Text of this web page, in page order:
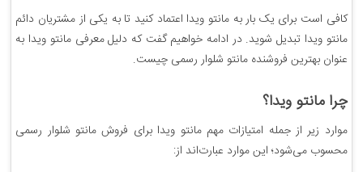
کافی است برای یک بار به مانتو ویدا اعتماد کنید تا به یکی از مشتریان دائم
مانتو ویدا تبدیل شوید. در ادامه خواهیم گفت که دلیل معرفی مانتو ویدا به
عنوان بهترین فروشنده مانتو شلوار رسمی چیست.
چرا مانتو ویدا؟
موارد زیر از جمله امتیازات مهم مانتو ویدا برای فروش مانتو شلوار رسمی
محسوب می‌شود؛ این موارد عبارت‌اند از: